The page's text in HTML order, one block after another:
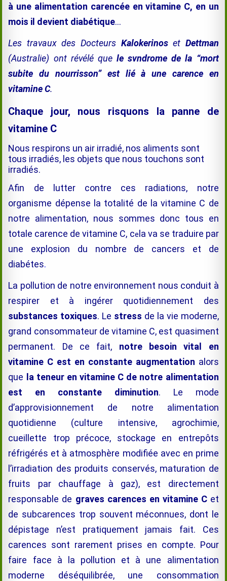
à une alimentation carencée en vitamine C, en un
mois il devient diabétique…
Les travaux des Docteurs Kalokerinoset Dettman
(Australie) ont révélé que le svndrome de la “mort
subite du nourrisson” est lié à une carence en
vitamine C.
Chaque jour, nous risquons la panne de
vitamine C
Nous respirons un air irradié, nos aliments sont
tous irradiés, les objets que nous touchons sont
irradiés.
Afin de lutter contre ces radiations, notre
organisme dépense la totalité de la vitamine C de
notre alimentation, nous sommes donc tous en
totale carence de vitamine C, cela va se traduire par
une explosion du nombre de cancers et de
diabétes.
La pollution de notre environnement nous conduit à
respirer et à ingérer quotidiennement des
substances toxiques. Le stress de la vie moderne,
grand consommateur de vitamine C, est quasiment
permanent. De ce fait, notre besoin vital en
vitamine C est en constante augmentation alors
que la teneur en vitamine C de notre alimentation
est en constante diminution. Le mode
d’approvisionnement de notre alimentation
quotidienne (culture intensive, agrochimie,
cueillette trop précoce, stockage en entrepôts
réfrigérés et à atmosphère modifiée avec en prime
l’irradiation des produits conservés, maturation de
fruits par chauffage à gaz), est directement
responsable de graves carences en vitamine Cet
de subcarences trop souvent méconnues, dont le
dépistage n’est pratiquement jamais fait. Ces
carences sont rarement prises en compte. Pour
faire face à la pollution et à une alimentation
moderne déséquilibrée, une consommation